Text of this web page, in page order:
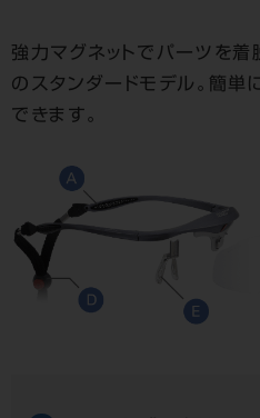
強力マグネットでパーツを着
のスタンダードモデル。簡単
できます。